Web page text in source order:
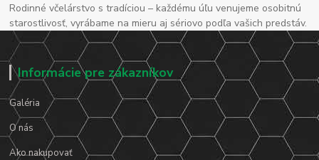
Rodinné včelárstvo s tradíciou – každému úľu venujeme osobitnú
starostlivosť, vyrábame na mieru aj sériovo podľa vašich predstáv.
Informácie pre zákazníkov
Galéria
O nás
Ako nakupovať